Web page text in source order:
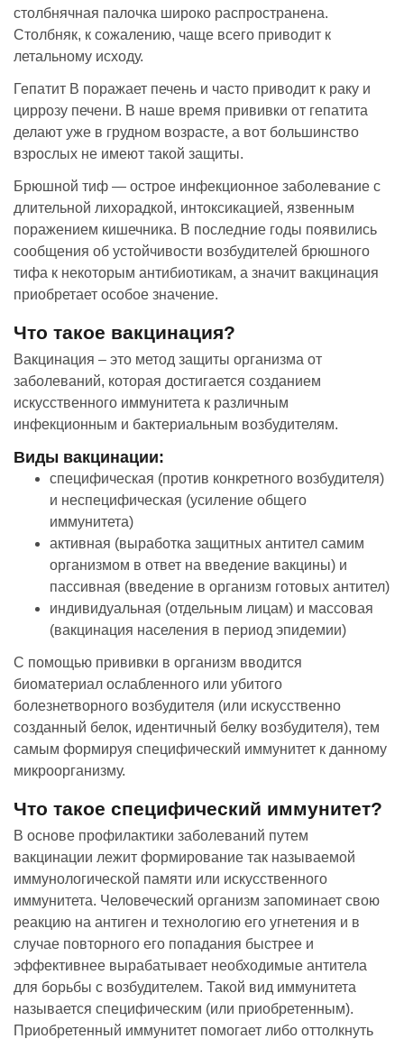
столбнячная палочка широко распространена.
Столбняк, к сожалению, чаще всего приводит к
летальному исходу.
Гепатит В поражает печень и часто приводит к раку и
циррозу печени. В наше время прививки от гепатита
делают уже в грудном возрасте, а вот большинство
взрослых не имеют такой защиты.
Брюшной тиф — острое инфекционное заболевание с
длительной лихорадкой, интоксикацией, язвенным
поражением кишечника. В последние годы появились
сообщения об устойчивости возбудителей брюшного
тифа к некоторым антибиотикам, а значит вакцинация
приобретает особое значение.
Что такое вакцинация?
Вакцинация – это метод защиты организма от
заболеваний, которая достигается созданием
искусственного иммунитета к различным
инфекционным и бактериальным возбудителям.
Виды вакцинации:
специфическая (против конкретного возбудителя)
и неспецифическая (усиление общего
иммунитета)
активная (выработка защитных антител самим
организмом в ответ на введение вакцины) и
пассивная (введение в организм готовых антител)
индивидуальная (отдельным лицам) и массовая
(вакцинация населения в период эпидемии)
С помощью прививки в организм вводится
биоматериал ослабленного или убитого
болезнетворного возбудителя (или искусственно
созданный белок, идентичный белку возбудителя), тем
самым формируя специфический иммунитет к данному
микроорганизму.
Что такое специфический иммунитет?
В основе профилактики заболеваний путем
вакцинации лежит формирование так называемой
иммунологической памяти или искусственного
иммунитета. Человеческий организм запоминает свою
реакцию на антиген и технологию его угнетения и в
случае повторного его попадания быстрее и
эффективнее вырабатывает необходимые антитела
для борьбы с возбудителем. Такой вид иммунитета
называется специфическим (или приобретенным).
Приобретенный иммунитет помогает либо оттолкнуть